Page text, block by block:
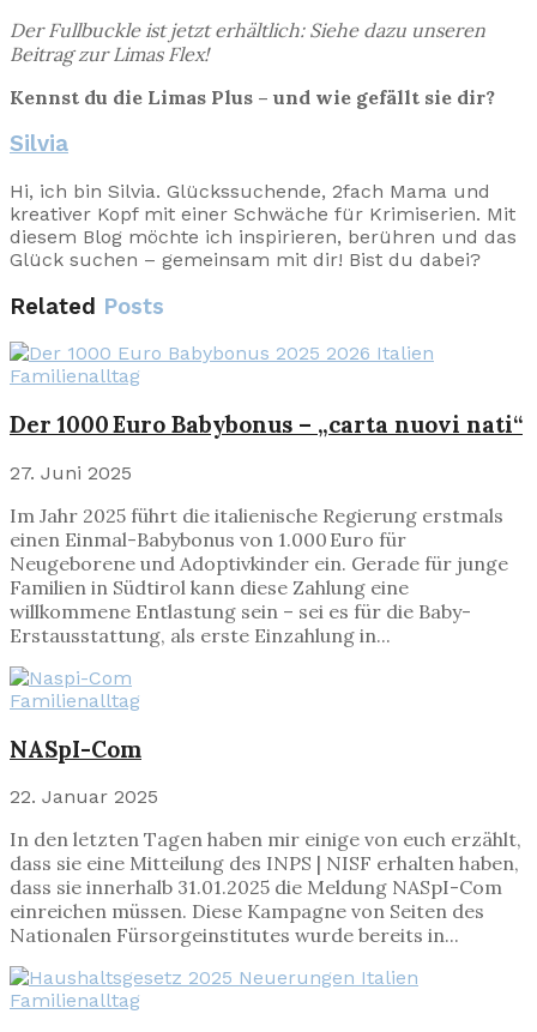
Der Fullbuckle ist jetzt erhältlich: Siehe dazu unseren
Beitrag zur Limas Flex!
Kennst du die Limas Plus – und wie gefällt sie dir?
Silvia
Hi, ich bin Silvia. Glückssuchende, 2fach Mama und
kreativer Kopf mit einer Schwäche für Krimiserien. Mit
diesem Blog möchte ich inspirieren, berühren und das
Glück suchen – gemeinsam mit dir! Bist du dabei?
Related Posts
Familienalltag
Der 1000 Euro Babybonus – „carta nuovi nati“
27. Juni 2025
Im Jahr 2025 führt die italienische Regierung erstmals
einen Einmal-Babybonus von 1.000 Euro für
Neugeborene und Adoptivkinder ein. Gerade für junge
Familien in Südtirol kann diese Zahlung eine
willkommene Entlastung sein – sei es für die Baby-
Erstausstattung, als erste Einzahlung in...
Familienalltag
NASpI-Com
22. Januar 2025
In den letzten Tagen haben mir einige von euch erzählt,
dass sie eine Mitteilung des INPS | NISF erhalten haben,
dass sie innerhalb 31.01.2025 die Meldung NASpI-Com
einreichen müssen. Diese Kampagne von Seiten des
Nationalen Fürsorgeinstitutes wurde bereits in...
Familienalltag